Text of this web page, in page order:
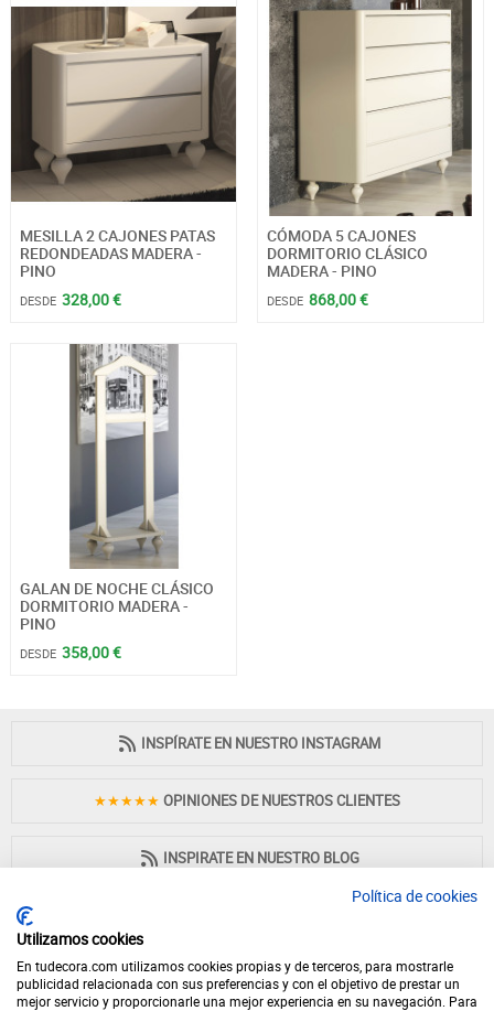
MESILLA 2 CAJONES PATAS
REDONDEADAS MADERA -
PINO
DESDE 328,00 €
CÓMODA 5 CAJONES
DORMITORIO CLÁSICO
MADERA - PINO
DESDE 868,00 €
GALAN DE NOCHE CLÁSICO
DORMITORIO MADERA -
PINO
DESDE 358,00 €
INSPÍRATE EN NUESTRO INSTAGRAM
★★★★★ OPINIONES DE NUESTROS CLIENTES
INSPIRATE EN NUESTRO BLOG
PAGO 100% SEGURO
Política de cookies
Utilizamos cookies
En tudecora.com utilizamos cookies propias y de terceros, para mostrarle
publicidad relacionada con sus preferencias y con el objetivo de prestar un
mejor servicio y proporcionarle una mejor experiencia en su navegación. Para